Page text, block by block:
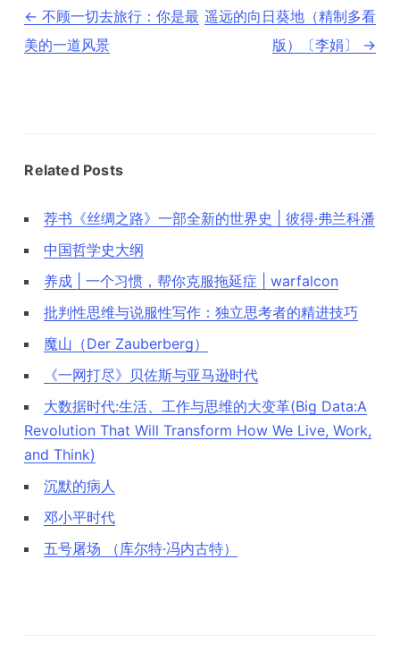
文
章
导
← 不顾一切去旅行：你是最
美的一道风景
遥远的向日葵地（精制多看
版）〔李娟〕
→
Related Posts
荐书《丝绸之路》一部全新的世界史 | 彼得·弗兰科潘
中国哲学史大纲
养成 | 一个习惯，帮你克服拖延症 | warfalcon
批判性思维与说服性写作：独立思考者的精进技巧
魔山（Der Zauberberg）
《一网打尽》贝佐斯与亚马逊时代
大数据时代:生活、工作与思维的大变革(Big Data:A
Revolution That Will Transform How We Live, Work,
and Think)
沉默的病人
邓小平时代
五号屠场 （库尔特·冯内古特）